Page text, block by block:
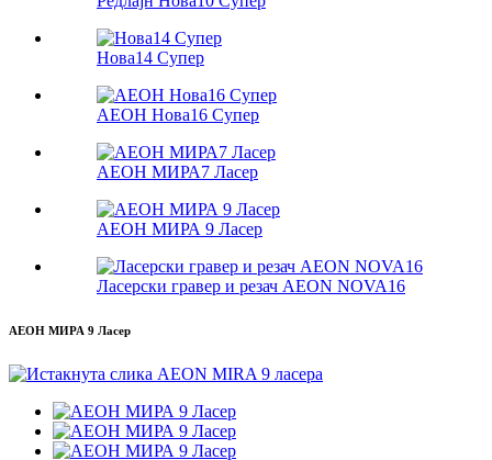
Нова14 Супер
АЕОН Нова16 Супер
АЕОН МИРА7 Ласер
АЕОН МИРА 9 Ласер
Ласерски гравер и резач AEON NOVA16
АЕОН МИРА 9 Ласер